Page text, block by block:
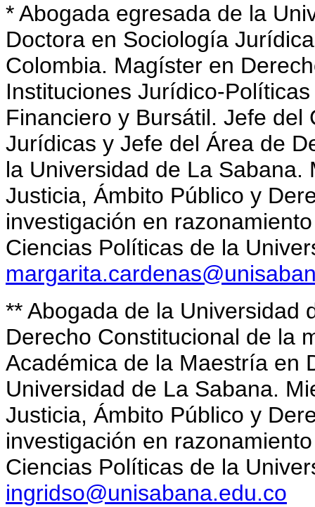
*Abogada egresada de la
Doctora en Sociología
Colombia. Magíster en
Instituciones Jurídico-
Financiero y Bursátil. Jefe
Jurídicas y Jefe del Área de
la Universidad de La
Justicia, Ámbito Público y
investigación en
Ciencias Políticas de la
**Abogada de la Universidad
Derecho Constitucional de la
Académica de la Maestría en
Universidad de La Sabana.
Justicia, Ámbito Público y
investigación en
Ciencias Políticas de la
ingridso@unisabana.edu.co